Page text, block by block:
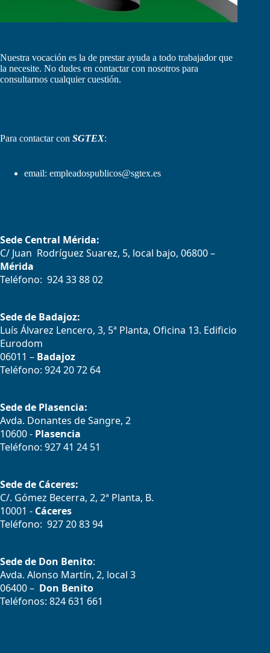
Nuestra vocación es la de prestar ayuda a todo trabajador que
la necesite. No dudes en contactar con nosotros para
consultarnos cualquier cuestión.
Para contactar con SGTEX:
email: empleadospublicos@sgtex.es
Sede Central Mérida:
C/ Juan Rodríguez Suarez, 5, local bajo, 06800 –
Mérida
Teléfono: 924 33 88 02
Sede de Badajoz:
Luís Álvarez Lencero, 3, 5ª Planta, Oficina 13. Edificio
Eurodom
06011 – Badajoz
Teléfono: 924 20 72 64
Sede de Plasencia:
Avda. Donantes de Sangre, 2
10600 - Plasencia
Teléfono: 927 41 24 51
Sede de Cáceres:
C/. Gómez Becerra, 2, 2ª Planta, B.
10001 - Cáceres
Teléfono: 927 20 83 94
Sede de Don Benito:
Avda. Alonso Martín, 2, local 3
06400 – Don Benito
Teléfonos: 824 631 661